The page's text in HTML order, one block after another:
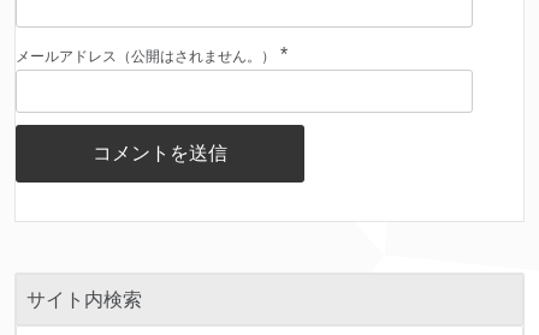
メールアドレス（公開はされません。） *
サイト内検索